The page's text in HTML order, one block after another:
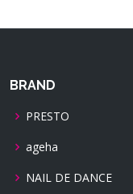
BRAND
PRESTO
ageha
NAIL DE DANCE